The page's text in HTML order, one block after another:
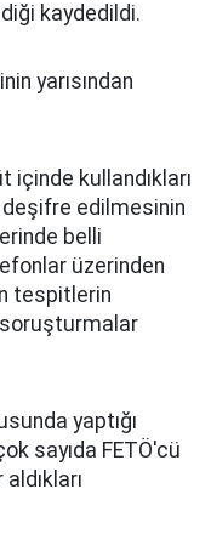
kaydedildi.
yarısından
içinde kullandıkları
deşifre edilmesinin
belli
üzerinden
tespitlerin
soruşturmalar
yaptığı
sayıda FETÖ'cü